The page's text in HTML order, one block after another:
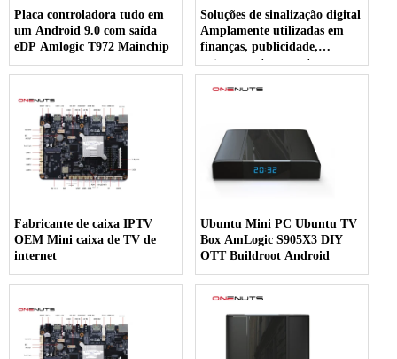
Placa controladora tudo em
um Android 9.0 com saída
eDP Amlogic T972 Mainchip
Soluções de sinalização digital
Amplamente utilizadas em
finanças, publicidade,
segurança, transporte,
transporte público, etc.
Fabricante de caixa IPTV
OEM Mini caixa de TV de
internet
Ubuntu Mini PC Ubuntu TV
Box AmLogic S905X3 DIY
OTT Buildroot Android